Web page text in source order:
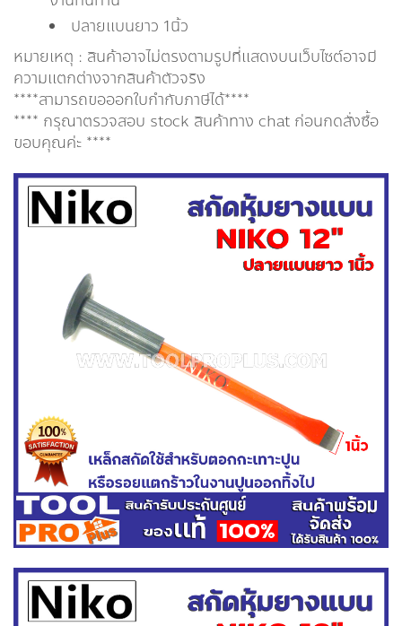
ปลายเเบนยาว 1นิ้ว
หมายเหตุ : สินค้าอาจไม่ตรงตามรูปที่แสดงบนเว็บไซต์อาจมี
ความแตกต่างจากสินค้าตัวจริง
****สามารถขอออกใบกำกับภาษีได้****
**** กรุณาตรวจสอบ stock สินค้าทาง chat ก่อนกดสั่งซื้อ
ขอบคุณค่ะ ****